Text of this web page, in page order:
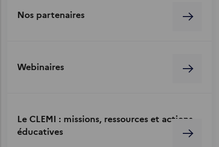
Nos partenaires
Webinaires
Le CLEMI : missions, ressources et actions
éducatives